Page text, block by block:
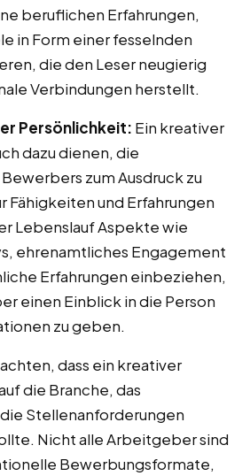
beruflichen Erfahrungen,
in Form einer fesselnden
die den Leser neugierig
Verbindungen herstellt.
Persönlichkeit: Ein kreativer
dazu dienen, die
zum Ausdruck zu
Fähigkeiten und Erfahrungen
Lebenslauf Aspekte wie
ehrenamtliches Engagement
Erfahrungen einbeziehen,
einen Einblick in die Person
zu geben.
dass ein kreativer
die Branche, das
Stellenanforderungen
Nicht alle Arbeitgeber sind
Bewerbungsformate,